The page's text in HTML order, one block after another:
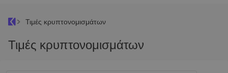
Τιμές κρυπτονομισμάτων
Τιμές κρυπτονομισμάτων